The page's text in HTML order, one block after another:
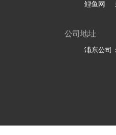
鲤鱼网
公司地址
浦东公司